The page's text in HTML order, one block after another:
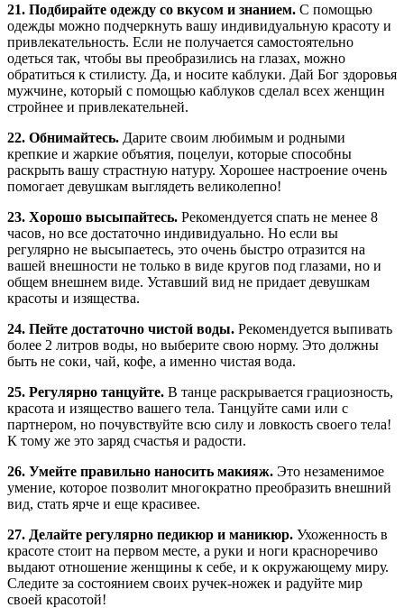
21. Подбирайте одежду со вкусом и знанием. С помощью
одежды можно подчеркнуть вашу индивидуальную красоту и
привлекательность. Если не получается самостоятельно
одеться так, чтобы вы преобразились на глазах, можно
обратиться к стилисту. Да, и носите каблуки. Дай Бог здоровья
мужчине, который с помощью каблуков сделал всех женщин
стройнее и привлекательней.
22. Обнимайтесь. Дарите своим любимым и родными
крепкие и жаркие объятия, поцелуи, которые способны
раскрыть вашу страстную натуру. Хорошее настроение очень
помогает девушкам выглядеть великолепно!
23. Хорошо высыпайтесь. Рекомендуется спать не менее 8
часов, но все достаточно индивидуально. Но если вы
регулярно не высыпаетесь, это очень быстро отразится на
вашей внешности не только в виде кругов под глазами, но и
общем внешнем виде. Уставший вид не придает девушкам
красоты и изящества.
24. Пейте достаточно чистой воды. Рекомендуется выпивать
более 2 литров воды, но выберите свою норму. Это должны
быть не соки, чай, кофе, а именно чистая вода.
25. Регулярно танцуйте. В танце раскрывается грациозность,
красота и изящество вашего тела. Танцуйте сами или с
партнером, но почувствуйте всю силу и ловкость своего тела!
К тому же это заряд счастья и радости.
26. Умейте правильно наносить макияж. Это незаменимое
умение, которое позволит многократно преобразить внешний
вид, стать ярче и еще красивее.
27. Делайте регулярно педикюр и маникюр. Ухоженность в
красоте стоит на первом месте, а руки и ноги красноречиво
выдают отношение женщины к себе, и к окружающему миру.
Следите за состоянием своих ручек-ножек и радуйте мир
своей красотой!